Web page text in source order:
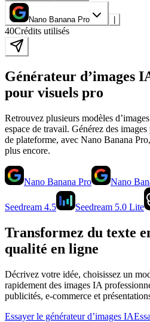
Nano Banana Pro
40Crédits utilisés
Générateur d’images
pour visuels pro
Retrouvez plusieurs modèles
espace de travail. Générez des
de plateforme, avec Nano Banana
plus encore.
Nano Banana Pro Nano
Seedream 4.5 Seedream 5.0 Lite
Transformez du texte
qualité en ligne
Décrivez votre idée, choisissez un
rapidement des images IA
publicités, e-commerce et
Essayer le générateur d’images IA